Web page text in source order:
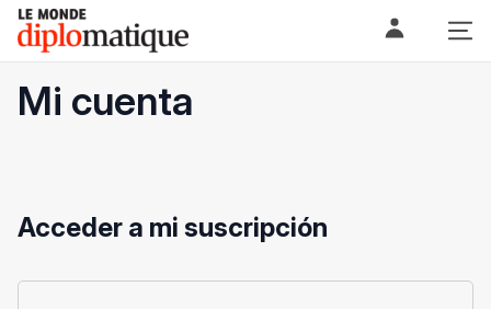
Skip
content
Le monde diplomatique
Mi cuenta
Acceder a mi suscripción